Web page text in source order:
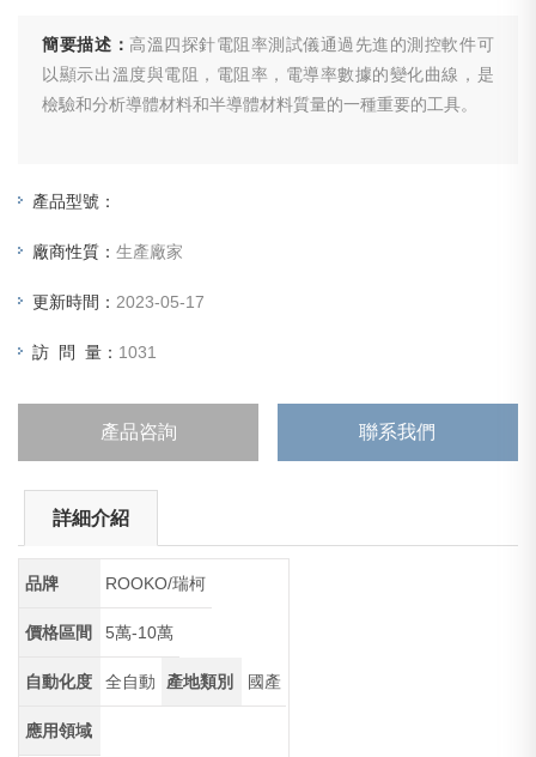
簡要描述： 高溫四探針電阻率測試儀通過先進的測控軟件可
以顯示出溫度與電阻，電阻率，電導率數據的變化曲線，是
檢驗和分析導體材料和半導體材料質量的一種重要的工具。
產品型號：
廠商性質：生產廠家
更新時間： 2023-05-17
訪 問 量： 1031
產品咨詢 聯系我們
詳細介紹
品牌 ROOKO/瑞柯
價格區間 5萬-10萬
自動化度 全自動 產地類別 國產
應用領域